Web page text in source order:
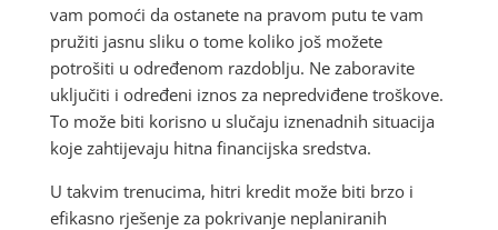
vam pomoći da ostanete na pravom putu te vam
pružiti jasnu sliku o tome koliko još možete
potrošiti u određenom razdoblju. Ne zaboravite
uključiti i određeni iznos za nepredviđene troškove.
To može biti korisno u slučaju iznenadnih situacija
koje zahtijevaju hitna financijska sredstva.
U takvim trenucima, hitri kredit može biti brzo i
efikasno rješenje za pokrivanje neplaniranih